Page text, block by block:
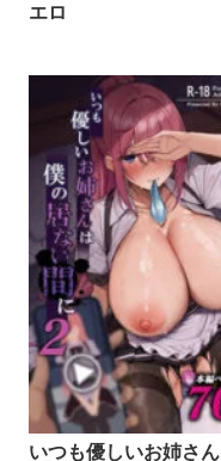
エロ
いつも優しいお姉さ